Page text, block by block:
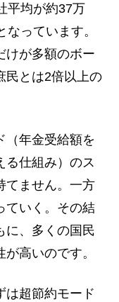
平均が約37万
っています。
けが多額のボー
民とは2倍以上の
（年金受給額を
る仕組み）のス
てません。一方
ていく。その結
に、多くの国民
高いのです。
は超節約モード